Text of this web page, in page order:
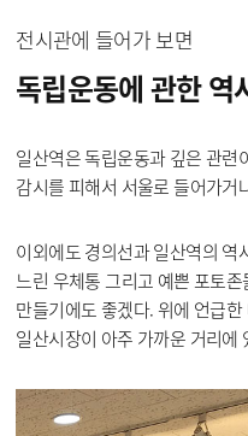
전시관에 들어가 보면
독립운동에 관한 역
일산역은 독립운동과 깊은 관련
감시를 피해서 서울로 들어가거
이외에도 경의선과 일산역의 역
느린 우체통 그리고 예쁜 포토
만들기에도 좋겠다. 위에 언급
일산시장이 아주 가까운 거리에